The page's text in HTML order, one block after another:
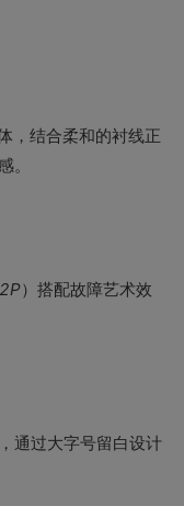
，结合柔和的衬线正
。
）搭配故障艺术效
通过大字号留白设计